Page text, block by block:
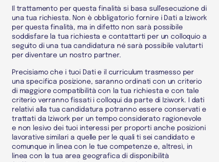
Il trattamento per questa finalità si basa sull’esecuzione di
una tua richiesta. Non è obbligatorio fornire i Dati a Iziwork
per questa finalità, ma in difetto non sarà possibile
soddisfare la tua richiesta e contattarti per un colloquio a
seguito di una tua candidatura né sarà possibile valutarti
per diventare un nostro partner.
Precisiamo che i tuoi Dati e il curriculum trasmesso per
una specifica posizione, saranno ordinati con un criterio
di maggiore compatibilità con la tua richiesta e con tale
criterio verranno fissati i colloqui da parte di Iziwork. I dati
relativi alla tua candidatura potranno essere conservati e
trattati da Iziwork per un tempo considerato ragionevole
e non lesivo dei tuoi interessi per proporti anche posizioni
lavorative similari a quelle per le quali ti sei candidato e
comunque in linea con le tue competenze e, altresì, in
linea con la tua area geografica di disponibilità